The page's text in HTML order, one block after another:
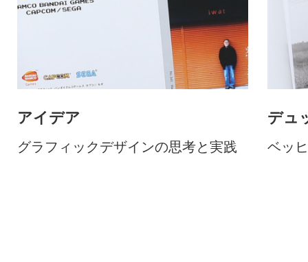
アイデア
グラフィックデザインの思考と実践
デュ
ベッ